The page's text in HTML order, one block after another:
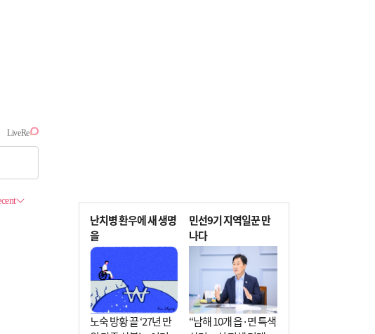
난치병 환우에 새 생명
을
노숙 방황 끝 ‘27년 만
민선9기 지역일꾼 만
나다
“남해 10개 읍·면 특색